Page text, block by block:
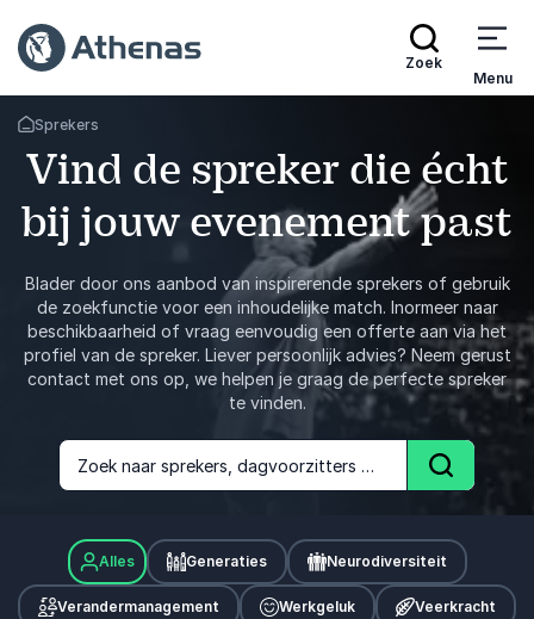
Zoek
Menu
Terug naar de startpagina
Sprekers
Vind de spreker die écht
bij jouw evenement past
Blader door ons aanbod van inspirerende sprekers of gebruik
de zoekfunctie voor een inhoudelijke match. Inormeer naar
beschikbaarheid of vraag eenvoudig een offerte aan via het
profiel van de spreker. Liever persoonlijk advies? Neem gerust
contact met ons op, we helpen je graag de perfecte spreker
te vinden.
Zoek naar sprekers, dagvoorzitters of onderwerpen Zoek
Alles Generaties Neurodiversiteit
Verandermanagement Werkgeluk Veerkracht